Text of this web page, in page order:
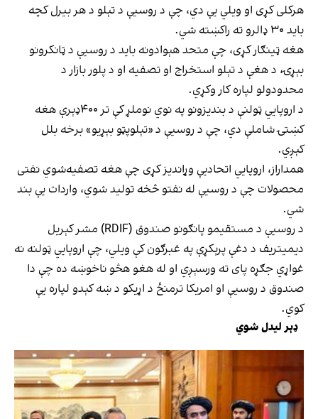
هرکلی کړی او ویلي یې دي، چې د روسیې د تېلو د هر بیرل کچه
باید ۳۰ ډالرو ته راکښته شي.
هغه ټینګار کړی، چې متحد هېوادونه باید د روسیې د ټانکرونو
بېړۍ، د هغې د تېلو استخراج او تصفیه او د پلور بازار د
محدودولو لپاره کار وکړي.
د اروپايي ټولنې د بندیزونو په نوي نوملړ کې تر ۴۰۰ډېرې هغه
کښتۍ شاملې دي، چې د روسیې د «تېلوپټو بېړیو» برخه بلل
کېږي.
همداراز، اروپايي اتحادیې وړاندیز کړی چې هغه تصفیه‌شوي نفتی
محصولات چې د روسیې له نفتو څخه تولید شوي، واردات یې بند
شي.
د روسیې د مستقیمو پانګونو صندوق (RDIF) مشر کېریل
دیمیتریف د دغې پرېکړې په غبرګون کې ویلي، چې اروپايي ټولنه نه
غواړي جګړه پای ته ورسېږي او له هغو هڅو ناخوښه ده چې دا
صندوق د روسیې او امریکا ترمنځ د اړیکو د ښه کېدو لپاره یې
کوي.
ډېر لیدل شوي